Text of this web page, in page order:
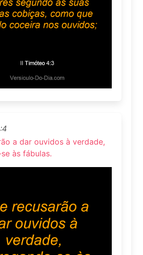
a dar ouvidos à verdade,
às fábulas.